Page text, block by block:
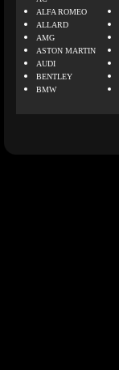
ALFA ROMEO
ALLARD
AMG
ASTON MARTIN
AUDI
BENTLEY
BMW